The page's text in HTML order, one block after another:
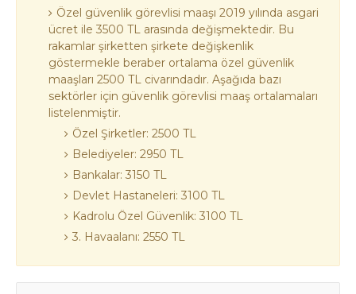
Özel güvenlik görevlisi maaşı 2019 yılında asgari
ücret ile 3500 TL arasında değişmektedir. Bu
rakamlar şirketten şirkete değişkenlik
göstermekle beraber ortalama özel güvenlik
maaşları 2500 TL civarındadır. Aşağıda bazı
sektörler için güvenlik görevlisi maaş ortalamaları
listelenmiştir.
Özel Şirketler: 2500 TL
Belediyeler: 2950 TL
Bankalar: 3150 TL
Devlet Hastaneleri: 3100 TL
Kadrolu Özel Güvenlik: 3100 TL
3. Havaalanı: 2550 TL